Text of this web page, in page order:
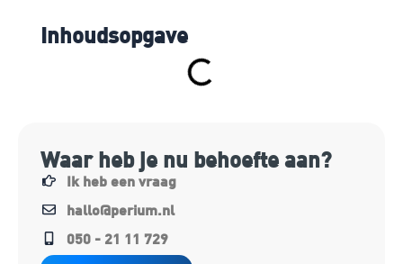
Inhoudsopgave
Waar heb je nu behoefte aan?
Ik heb een vraag
hallo@perium.nl
050 - 21 11 729